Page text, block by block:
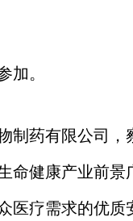
加。
制药有限公司
命健康产业前景
医疗需求的优质